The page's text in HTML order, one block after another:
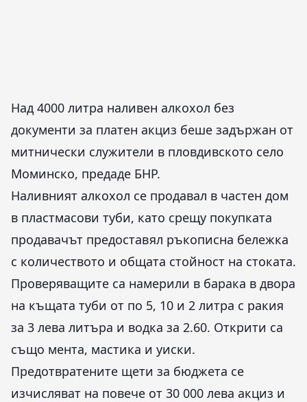
Над 4000 литра наливен алкохол без
документи за платен акциз беше задържан от
митнически служители в пловдивското село
Моминско, предаде БНР.
Наливният алкохол се продавал в частен дом
в пластмасови туби, като срещу покупката
продавачът предоставял ръкописна бележка
с количеството и общата стойност на стоката.
Проверяващите са намерили в барака в двора
на къщата туби от по 5, 10 и 2 литра с ракия
за 3 лева литъра и водка за 2.60. Открити са
също мента, мастика и уиски.
Предотвратените щети за бюджета се
изчисляват на повече от 30 000 лева акциз и